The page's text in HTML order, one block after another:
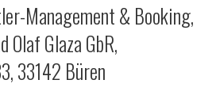
Management & Booking,
Olaf Glaza GbR,
33142 Büren